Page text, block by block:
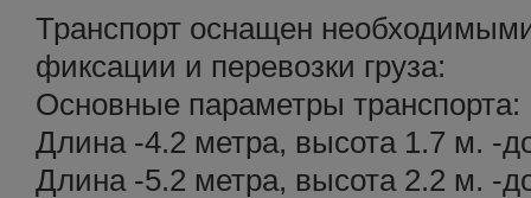
Транспорт оснащен
фиксации и перевозки груза:
Основные параметры транспорта:
Длина -4.2 метра, высота 1.7 м. -
Длина -5.2 метра, высота 2.2 м. -